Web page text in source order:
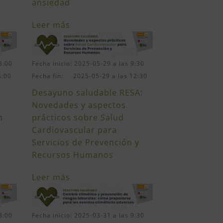
ansiedad
Leer más
Fecha inicio: 2025-05-29 a las 9:30
Fecha fin: 2025-05-29 a las 12:30
Desayuno saludable RESA:
Novedades y aspectos
prácticos sobre Salud
Cardiovascular para
Servicios de Prevención y
Recursos Humanos
Leer más
Fecha inicio: 2025-03-31 a las 9:30